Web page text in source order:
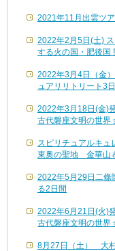
2021年11月出雲ツ
2022年2月5日(土)
する火の国・肥後国
2022年3月4日（金
ュアリリトリート3
2022年3月18日(金)
古代磐座文明の世界
スピリチュアルキュ
東奥の聖地 金華山
2022年5月29日二條
る2日間
2022年6月21日(火)
古代磐座文明の世界
8月27日（土） 大